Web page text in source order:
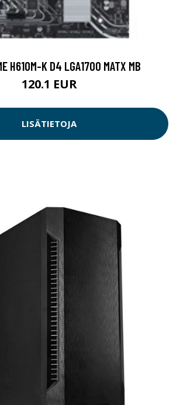
H610M-K D4 LGA1700 MATX MB
120.1 EUR
LISÄTIETOJA